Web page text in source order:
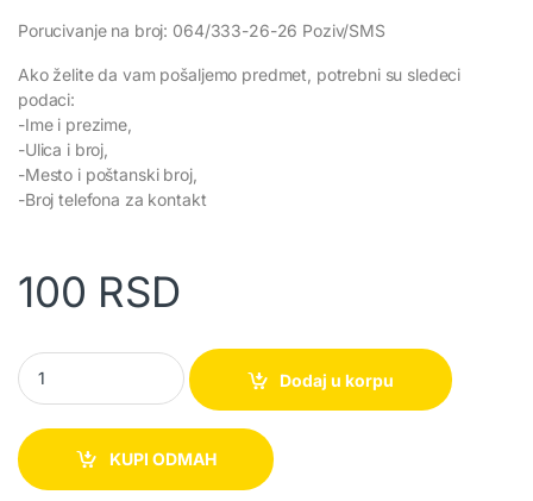
Porucivanje na broj: 064/333-26-26 Poziv/SMS
Ako želite da vam pošaljemo predmet, potrebni su sledeci
podaci:
-Ime i prezime,
-Ulica i broj,
-Mesto i poštanski broj,
-Broj telefona za kontakt
100 RSD
Kuhinjska krpa za sudove 45x65cm D6 quantity
Dodaj u korpu
KUPI ODMAH